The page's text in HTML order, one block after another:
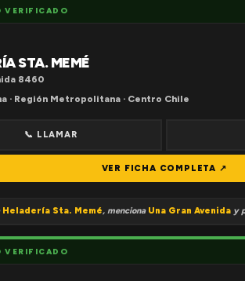
VERIFICADO
STA. MEMÉ
8460
· Región Metropolitana · Centro Chile
📞 LLAMAR
VER FICHA COMPLETA ↗
Heladería Sta. Memé, menciona Una Gran Avenida y
VERIFICADO